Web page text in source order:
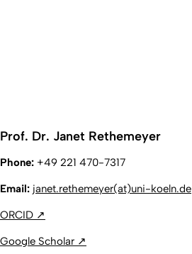
Prof. Dr. Janet Rethemeyer
Phone: +49 221 470-7317
Email: janet.rethemeyer(at)uni-koeln.de
ORCID ↗
Google Scholar ↗